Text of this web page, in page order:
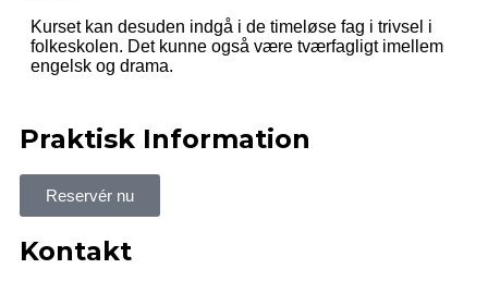
Kurset kan desuden indgå i de timeløse fag i trivsel i
folkeskolen. Det kunne også være tværfagligt imellem
engelsk og drama.
Praktisk Information
Reservér nu
Kontakt